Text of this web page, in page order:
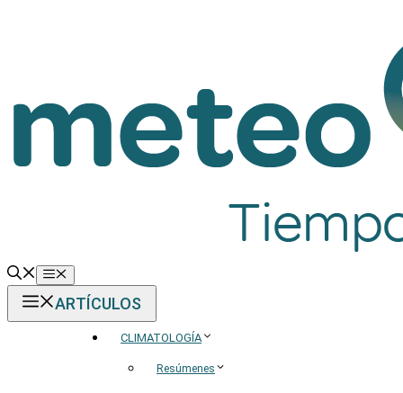
Menú
ARTÍCULOS
CLIMATOLOGÍA
Resúmenes